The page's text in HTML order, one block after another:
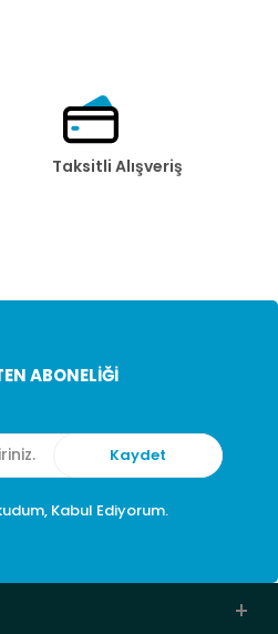
Taksitli Alışveriş
ABONELİĞİ
Kabul Ediyorum.